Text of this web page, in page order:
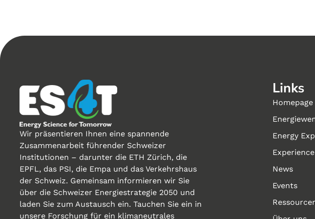
Wir präsentieren Ihnen eine spannende
Zusammenarbeit führender Schweizer
Institutionen – darunter die ETH Zürich, die
EPFL, das PSI, die Empa und das Verkehrshaus
der Schweiz. Gemeinsam informieren wir Sie
über die Schweizer Energiestrategie 2050 und
laden Sie zum Austausch ein. Tauchen Sie ein in
unsere Forschung für ein klimaneutrales
Links
Homepage
Energy
News
Events